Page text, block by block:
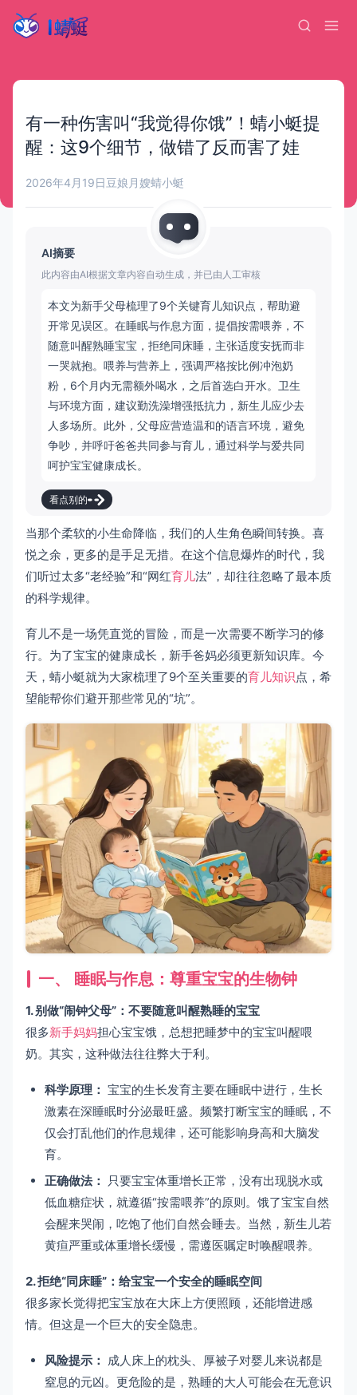
有一种伤害叫“我觉得你饿”！蜻小蜓提
醒：这9个细节，做错了反而害了娃
2026年4月19日豆娘月嫂蜻小蜓
AI摘要
此内容由AI根据文章内容自动生成，并已由人工审核
本文为新手父母梳理了9个关键育儿知识点，帮助避
开常见误区。在睡眠与作息方面，提倡按需喂养，不
随意叫醒熟睡宝宝，拒绝同床睡，主张适度安抚而非
一哭就抱。喂养与营养上，强调严格按比例冲泡奶
粉，6个月内无需额外喝水，之后首选白开水。卫生
与环境方面，建议勤洗澡增强抵抗力，新生儿应少去
人多场所。此外，父母应营造温和的语言环境，避免
争吵，并呼吁爸爸共同参与育儿，通过科学与爱共同
呵护宝宝健康成长。
看点别的
当那个柔软的小生命降临，我们的人生角色瞬间转换。喜
悦之余，更多的是手足无措。在这个信息爆炸的时代，我
们听过太多“老经验”和“网红育儿法”，却往往忽略了最本质
的科学规律。
育儿不是一场凭直觉的冒险，而是一次需要不断学习的修
行。为了宝宝的健康成长，新手爸妈必须更新知识库。今
天，蜻小蜓就为大家梳理了9个至关重要的育儿知识点，希
望能帮你们避开那些常见的“坑”。
一、 睡眠与作息：尊重宝宝的生物钟
1. 别做“闹钟父母”：不要随意叫醒熟睡的宝宝
很多新手妈妈担心宝宝饿，总想把睡梦中的宝宝叫醒喂
奶。其实，这种做法往往弊大于利。
科学原理： 宝宝的生长发育主要在睡眠中进行，生长
激素在深睡眠时分泌最旺盛。频繁打断宝宝的睡眠，不
仅会打乱他们的作息规律，还可能影响身高和大脑发
育。
正确做法：
只要宝宝体重增长正常，没有出现脱水或
低血糖症状，就遵循“按需喂养”的原则。饿了宝宝自然
会醒来哭闹，吃饱了他们自然会睡去。当然，新生儿若
黄疸严重或体重增长缓慢，需遵医嘱定时唤醒喂养。
2. 拒绝“同床睡”：给宝宝一个安全的睡眠空间
很多家长觉得把宝宝放在大床上方便照顾，还能增进感
情。但这是一个巨大的安全隐患。
风险提示： 成人床上的枕头、厚被子对婴儿来说都是
窒息的元凶。更危险的是，熟睡的大人可能会在无意识